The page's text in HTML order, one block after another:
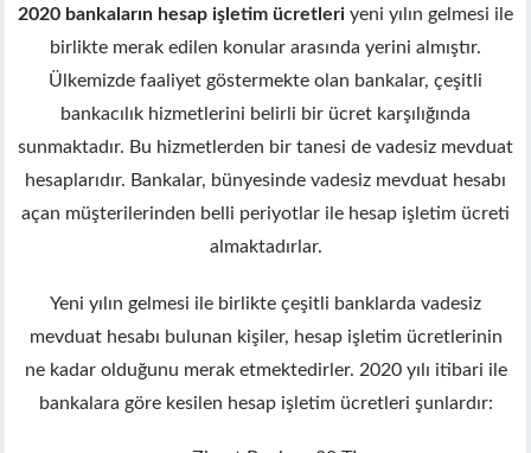
panel
satın al
Panel
Panel
Panel
Panel
Panel
Panel
panel
sakarya
2020 bankaların hesap işletim ücretleri yeni yılın gelmesi ile
birlikte merak edilen konular arasında yerini almıştır.
Ülkemizde faaliyet göstermekte olan bankalar, çeşitli
bankacılık hizmetlerini belirli bir ücret karşılığında
sunmaktadır. Bu hizmetlerden bir tanesi de vadesiz mevduat
hesaplarıdır. Bankalar, bünyesinde vadesiz mevduat hesabı
açan müşterilerinden belli periyotlar ile hesap işletim ücreti
almaktadırlar.
Yeni yılın gelmesi ile birlikte çeşitli banklarda vadesiz
mevduat hesabı bulunan kişiler, hesap işletim ücretlerinin
ne kadar olduğunu merak etmektedirler. 2020 yılı itibari ile
bankalara göre kesilen hesap işletim ücretleri şunlardır: